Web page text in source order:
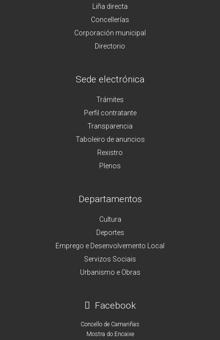
Liña directa
Concellerías
Corporación municipal
Directorio
Sede electrónica
Trámites
Perfil contratante
Transparencia
Taboleiro de anuncios
Rexistro
Plenos
Departamentos
Cultura
Deportes
Emprego e Desenvolvemento Local
Servizos Sociais
Urbanismo e Obras
Facebook
Concello de Camariñas
Mostra do Encaixe